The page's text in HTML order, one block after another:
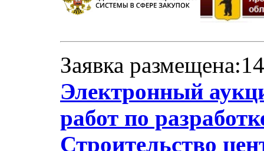
Заявка
Электронный
работ по
Строительство